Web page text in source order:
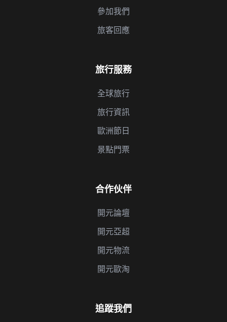
參加我們
旅客回應
旅行服務
全球旅行
旅行資訊
歐洲節日
景點門票
合作伙伴
開元論壇
開元亞超
開元物流
開元歐淘
追蹤我們